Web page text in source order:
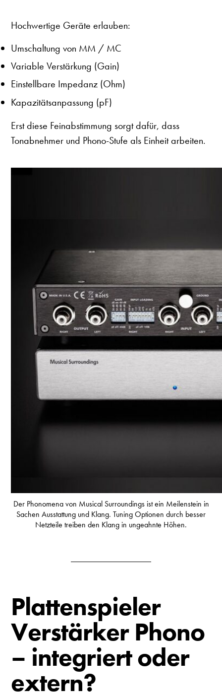
Hochwertige Geräte erlauben:
Umschaltung von MM / MC
Variable Verstärkung (Gain)
Einstellbare Impedanz (Ohm)
Kapazitätsanpassung (pF)
Erst diese Feinabstimmung sorgt dafür, dass
Tonabnehmer und Phono-Stufe als Einheit arbeiten.
Der Phonomena von Musical Surroundings ist ein Meilenstein in
Sachen Ausstattung und Klang. Tuning Optionen durch besser
Netzteile treiben den Klang in ungeahnte Höhen.
Plattenspieler
Verstärker Phono
– integriert oder
extern?